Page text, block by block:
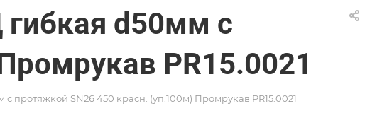
d50мм с
PR15.0021
SN26 450 красн. (уп.100м) Промрукав PR15.0021